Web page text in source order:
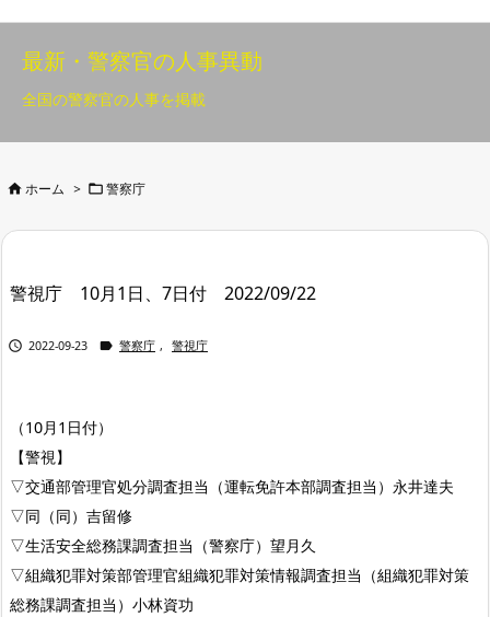
最新・警察官の人事異動
全国の警察官の人事を掲載
 ホーム >  警察庁
警視庁 10月1日、7日付 2022/09/22
 2022-09-23  警察庁 , 警視庁
（10月1日付）
【警視】
▽交通部管理官処分調査担当（運転免許本部調査担当）永井達夫
▽同（同）吉留修
▽生活安全総務課調査担当（警察庁）望月久
▽組織犯罪対策部管理官組織犯罪対策情報調査担当（組織犯罪対策
総務課調査担当）小林資功